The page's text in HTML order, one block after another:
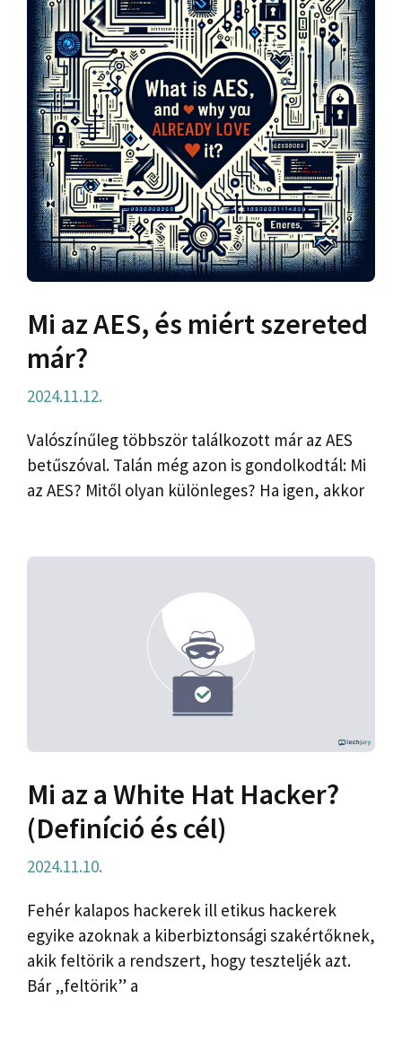
Mi az AES, és miért szereted
már?
2024.11.12.
Valószínűleg többször találkozott már az AES
betűszóval. Talán még azon is gondolkodtál: Mi
az AES? Mitől olyan különleges? Ha igen, akkor
Mi az a White Hat Hacker?
(Definíció és cél)
2024.11.10.
Fehér kalapos hackerek ill etikus hackerek
egyike azoknak a kiberbiztonsági szakértőknek,
akik feltörik a rendszert, hogy teszteljék azt.
Bár „feltörik” a